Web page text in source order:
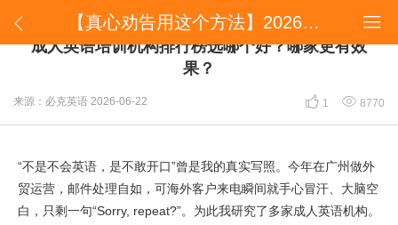
 
【真心劝告用这个方法】2026最新比较多人讨论的成人英语培训机构排行榜选哪个好？哪家更有效果？
【真心劝告用这个方法】2026最新比较多人讨论的
成人英语培训机构排行榜选哪个好？哪家更有效
果？
来源：必克英语 2026-06-22  1  8770
“不是不会英语，是不敢开口”曾是我的真实写照。今年在广州做外
贸运营，邮件处理自如，可海外客户来电瞬间就手心冒汗、大脑空
白，只剩一句“Sorry, repeat?”。为此我研究了多家成人英语机构。